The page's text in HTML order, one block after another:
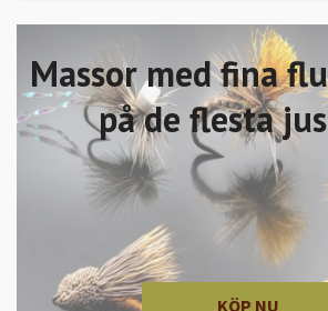
Massor med fina
på de flesta
KÖP NU